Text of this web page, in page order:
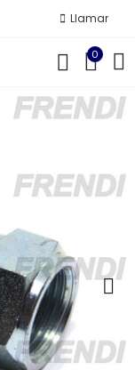
Llamar
0